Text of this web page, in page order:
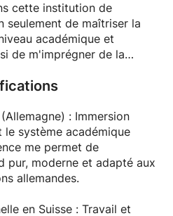
de tous horizons : du
souhaitant
l'étudiant ayant besoin
: nous utilisons
chaque leçon soit une
aisance à l'oral et à l'écrit.
cette institution de
seulement de maîtriser la
académique et
de m'imprégner de la
de la structure logique de
: Immersion
système académique
me permet de
pur, moderne et adapté aux
allemandes.
en Suisse : Travail et